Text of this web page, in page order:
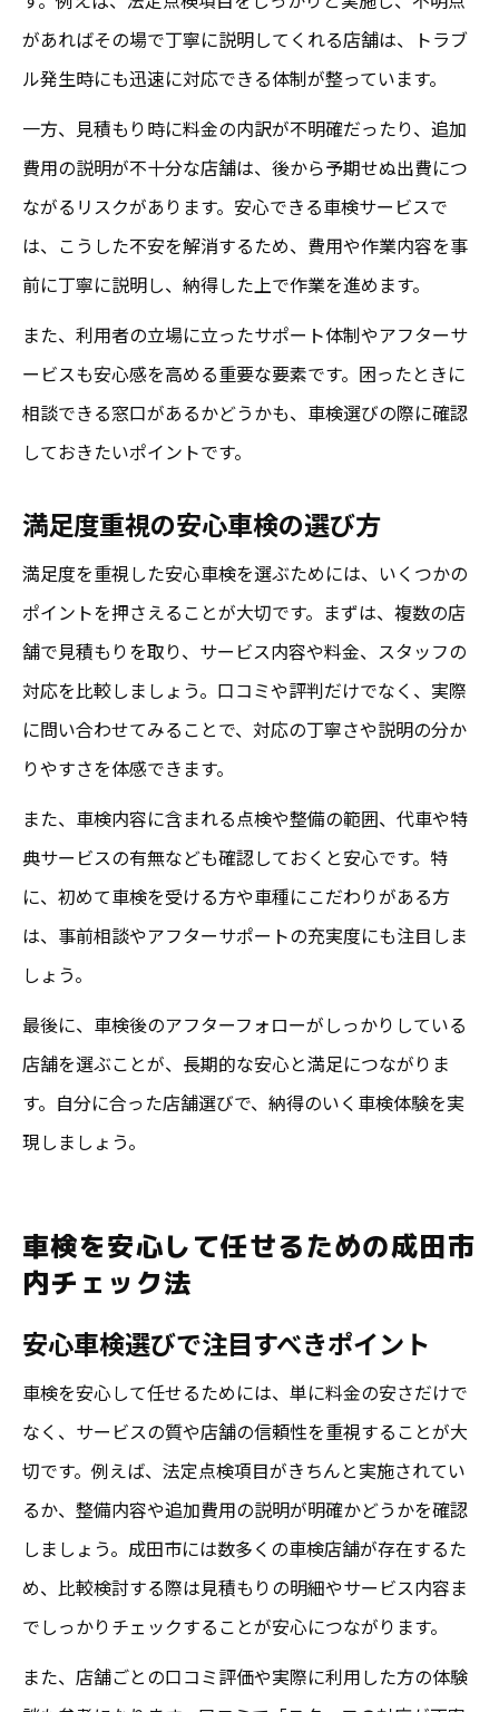
があればその場で丁寧に説明してくれる店舗は、トラブ
ル発生時にも迅速に対応できる体制が整っています。
一方、見積もり時に料金の内訳が不明確だったり、追加
費用の説明が不十分な店舗は、後から予期せぬ出費につ
ながるリスクがあります。安心できる車検サービスで
は、こうした不安を解消するため、費用や作業内容を事
前に丁寧に説明し、納得した上で作業を進めます。
また、利用者の立場に立ったサポート体制やアフターサ
ービスも安心感を高める重要な要素です。困ったときに
相談できる窓口があるかどうかも、車検選びの際に確認
しておきたいポイントです。
満足度重視の安心車検の選び方
満足度を重視した安心車検を選ぶためには、いくつかの
ポイントを押さえることが大切です。まずは、複数の店
舗で見積もりを取り、サービス内容や料金、スタッフの
対応を比較しましょう。口コミや評判だけでなく、実際
に問い合わせてみることで、対応の丁寧さや説明の分か
りやすさを体感できます。
また、車検内容に含まれる点検や整備の範囲、代車や特
典サービスの有無なども確認しておくと安心です。特
に、初めて車検を受ける方や車種にこだわりがある方
は、事前相談やアフターサポートの充実度にも注目しま
しょう。
最後に、車検後のアフターフォローがしっかりしている
店舗を選ぶことが、長期的な安心と満足につながりま
す。自分に合った店舗選びで、納得のいく車検体験を実
現しましょう。
車検を安心して任せるための成田市
内チェック法
安心車検選びで注目すべきポイント
車検を安心して任せるためには、単に料金の安さだけで
なく、サービスの質や店舗の信頼性を重視することが大
切です。例えば、法定点検項目がきちんと実施されてい
るか、整備内容や追加費用の説明が明確かどうかを確認
しましょう。成田市には数多くの車検店舗が存在するた
め、比較検討する際は見積もりの明細やサービス内容ま
でしっかりチェックすることが安心につながります。
また、店舗ごとの口コミ評価や実際に利用した方の体験